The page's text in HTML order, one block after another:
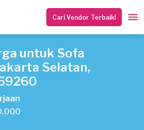
Cari Vendor Terbaik!
untuk Sofa
Selatan,